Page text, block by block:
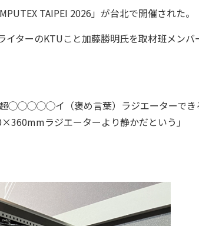
TAIPEI 2026」が台北で開催された。
ターのKTUこと加藤勝明氏を取材班メンバ
◯◯◯◯◯イ（褒め言葉）ラジエーターでき
ラジエーターより静かだという」